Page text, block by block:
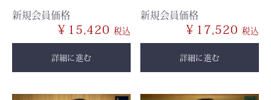
新規会員価格
￥15,420
詳細に進む
新規会員価格
￥17,520
詳細に進む